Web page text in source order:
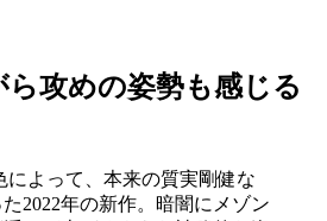
攻めの姿勢も感じる